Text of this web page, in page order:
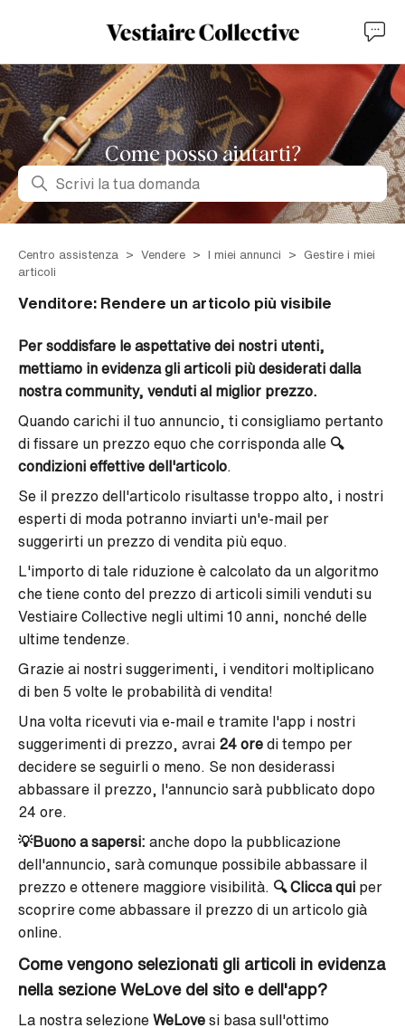
Come posso aiutarti?
Ricerca
Centro assistenza Vendere I miei annunci
Gestire i miei
articoli
Venditore: Rendere un articolo più visibile
Per soddisfare le aspettative dei nostri utenti,
mettiamo in evidenza gli articoli più desiderati dalla
nostra community, venduti al miglior prezzo.
Quando carichi il tuo annuncio, ti consigliamo pertanto
di fissare un prezzo equo che corrisponda alle 🔍
condizioni effettive dell'articolo
Se il prezzo dell'articolo risultasse troppo alto, i nostri
esperti di moda potranno inviarti un'e-mail per
suggerirti un prezzo di vendita più equo.
L'importo di tale riduzione è calcolato da un algoritmo
che tiene conto del prezzo di articoli simili venduti su
Vestiaire Collective negli ultimi 10 anni, nonché delle
ultime tendenze.
Grazie ai nostri suggerimenti, i venditori moltiplicano
di ben 5 volte le probabilità di vendita!
Una volta ricevuti via e-mail e tramite l'app i nostri
suggerimenti di prezzo, avrai 24 ore di tempo per
decidere se seguirli o meno. Se non desiderassi
abbassare il prezzo, l'annuncio sarà pubblicato dopo
24 ore.
💡Buono a sapersi: anche dopo la pubblicazione
dell'annuncio, sarà comunque possibile abbassare il
prezzo e ottenere maggiore visibilità. 🔍 Clicca qui per
scoprire come abbassare il prezzo di un articolo già
online.
Come vengono selezionati gli articoli in evidenza
nella sezione WeLove del sito e dell'app?
La nostra selezione WeLove si basa sull'ottimo